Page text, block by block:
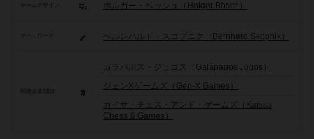
ゲームデザイン ホルガー・ベッシュ（Holger Bösch）
アートワーク ベルンハルド・スコプニク（Bernhard Skopnik）
ガラパボス・ジョゴス（Galápagos Jogos）
ジェンXゲームズ（Gen-X Games）
カイサ・チェス・アンド・ゲームズ（Kaissa
Chess & Games）